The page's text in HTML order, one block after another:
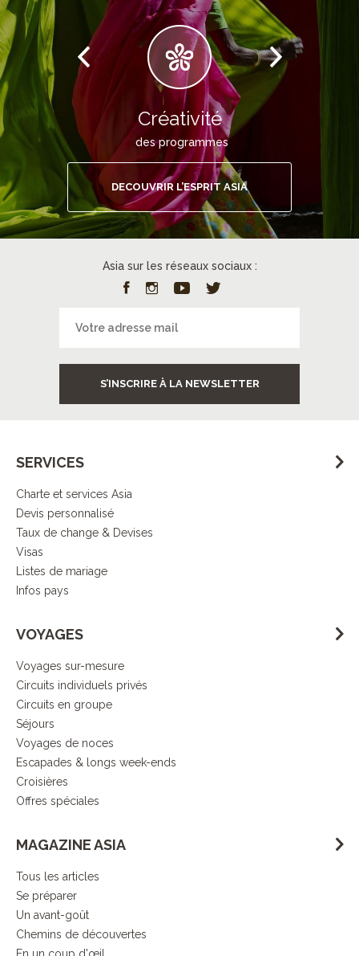
Créativité
des programmes
DECOUVRIR L’ESPRIT ASIA
Asia sur les réseaux sociaux :
S’INSCRIRE À LA NEWSLETTER
SERVICES
Charte et services Asia
Devis personnalisé
Taux de change & Devises
Visas
Listes de mariage
Infos pays
VOYAGES
Voyages sur-mesure
Circuits individuels privés
Circuits en groupe
Séjours
Voyages de noces
Escapades & longs week-ends
Croisières
Offres spéciales
MAGAZINE ASIA
Tous les articles
Se préparer
Un avant-goût
Chemins de découvertes